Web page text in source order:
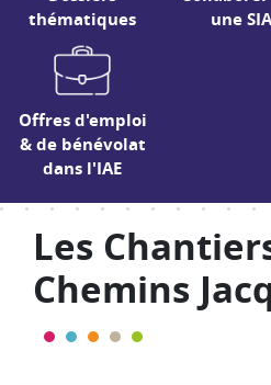
thématiques
une
Offres d'emploi
& de bénévolat
dans l'IAE
Les
Chemins